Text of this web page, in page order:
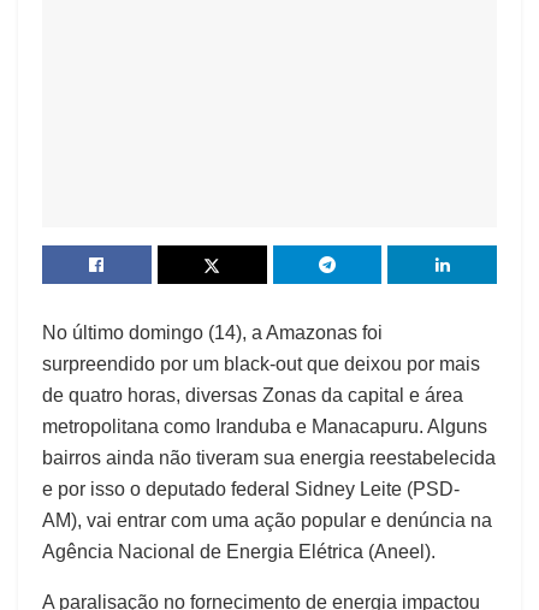
No último domingo (14), a Amazonas foi
surpreendido por um black-out que deixou por mais
de quatro horas, diversas Zonas da capital e área
metropolitana como Iranduba e Manacapuru. Alguns
bairros ainda não tiveram sua energia reestabelecida
e por isso o deputado federal Sidney Leite (PSD-
AM), vai entrar com uma ação popular e denúncia na
Agência Nacional de Energia Elétrica (Aneel).
A paralisação no fornecimento de energia impactou